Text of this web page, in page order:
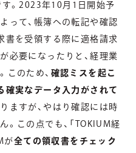
す。2023年10月1日開始予
って、帳簿への転記や確認
書を受領する際に適格請求
必要になったりと、経理業
このため、 確認ミスを起こ
確実なデータ入力がされて
ますが、やはり確認には時
。この点でも、「TOKIUM経
が全ての領収書をチェック